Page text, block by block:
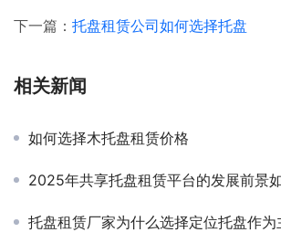
下一篇： 托盘租赁公司如何选择托盘
相关新闻
如何选择木托盘租赁价格
2025年共享托盘租赁平台的发展前景
托盘租赁厂家为什么选择定位托盘作为